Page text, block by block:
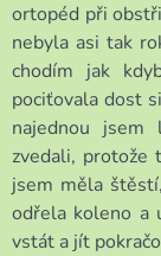
ortopéd při
nebyla asi tak
chodím jak
pociťovala dost
najednou
zvedali, protože
jsem měla
odřela koleno a
vstát a jít